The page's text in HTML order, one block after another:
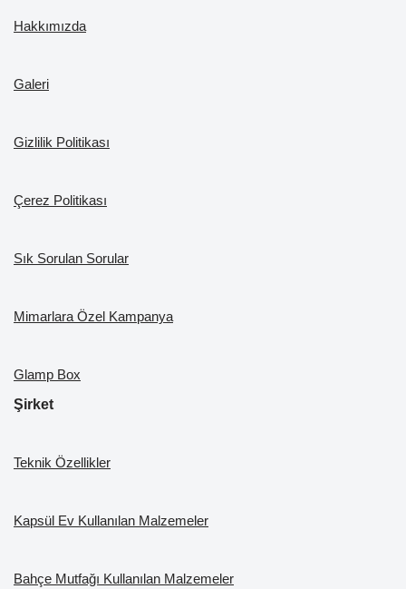
e
o
k
gr
Hakkımızda
Galeri
Gizlilik Politikası
Çerez Politikası
Sık Sorulan Sorular
Mimarlara Özel Kampanya
Glamp Box
Şirket
Teknik Özellikler
Kapsül Ev Kullanılan Malzemeler
Bahçe Mutfağı Kullanılan Malzemeler